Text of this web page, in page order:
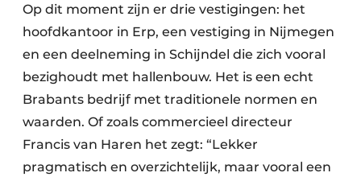
Op dit moment zijn er drie vestigingen: het
hoofdkantoor in Erp, een vestiging in ­Nijmegen
en een deelneming in Schijndel die zich vooral
bezighoudt met hallenbouw. Het is een echt
Brabants bedrijf met traditionele normen en
waarden. Of zoals commercieel directeur
Francis van Haren het zegt: “Lekker
pragmatisch en overzichtelijk, maar vooral een